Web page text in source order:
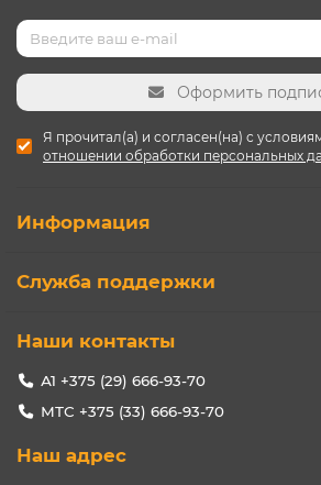
Оформить
Я прочитал(а) и согласен(на) с
отношении обработки персональных
Информация
Служба поддержки
Наши контакты
А1 +375 (29) 666-93-70
МТС +375 (33) 666-93-70
Наш адрес